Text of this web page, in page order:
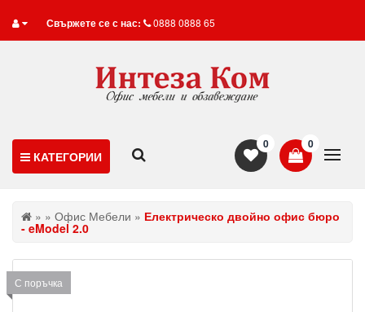
Свържете се с нас: 0888 0888 65
КАТЕГОРИИ
0
0
» » Офис Мебели » Електрическо двойно офис бюро
- eModel 2.0
С поръчка